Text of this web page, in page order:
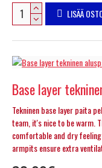
LISÄÄ
Base layer
Tekninen base layer paita
team, it's nice to be warm.
comfortable and dry
armpits ensure extra